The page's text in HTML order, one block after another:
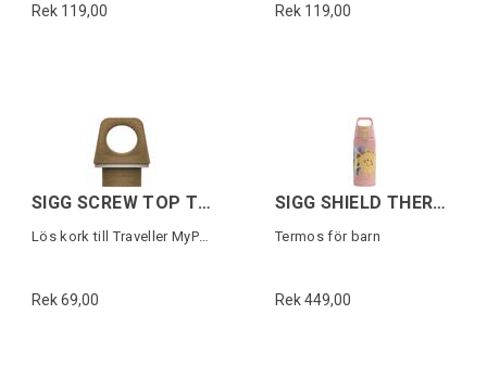
Rek 119,00 Rek 119,00
SIGG SCREW TOP TRAVELLER MYPLANET Brun
Lös kork till Traveller MyPlanet flaska
Rek 69,00
SIGG SHIELD THERM ONE KIDS Sunshine 0,5L
Termos för barn
Rek 449,00